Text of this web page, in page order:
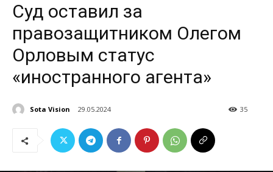
Суд оставил за
правозащитником Олегом
Орловым статус
«иностранного агента»
Sota Vision 29.05.2024 35